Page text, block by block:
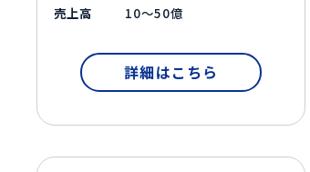
売上高
10～50億
詳細はこちら